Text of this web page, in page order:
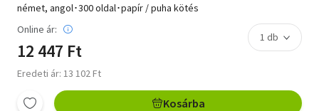
német, angol･300 oldal･papír / puha kötés
Online ár:
12 447 Ft
Eredeti ár: 13 102 Ft
Kosárba